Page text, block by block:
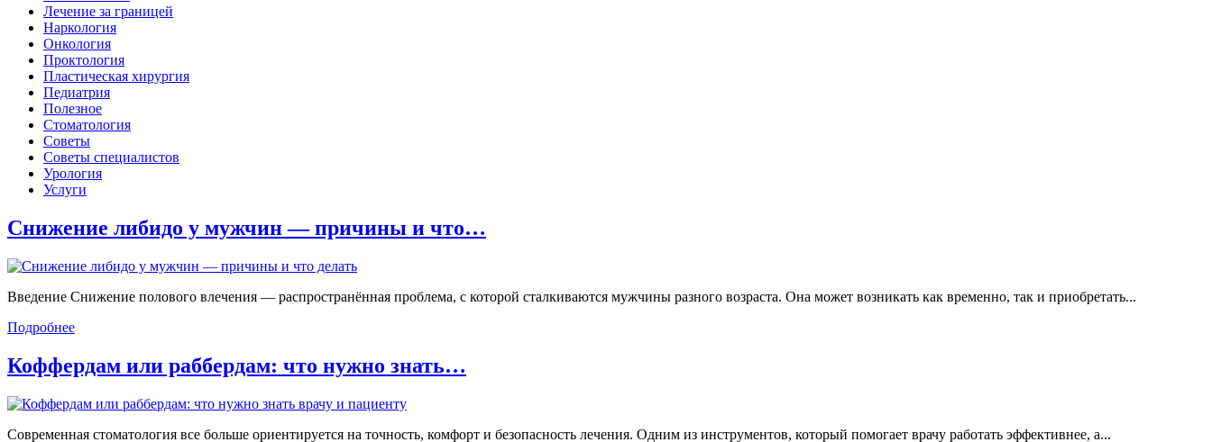
Лечение за границей
Наркология
Онкология
Проктология
Пластическая хирургия
Педиатрия
Полезное
Стоматология
Советы
Советы специалистов
Урология
Услуги
Снижение либидо у мужчин — причины и что…
Введение Снижение полового влечения — распространённая проблема, с которой сталкиваются мужчины разного возраста. Она может возникать как временно, так и приобретать...
Подробнее
Коффердам или раббердам: что нужно знать…
Современная стоматология все больше ориентируется на точность, комфорт и безопасность лечения. Одним из инструментов, который помогает врачу работать эффективнее, а...